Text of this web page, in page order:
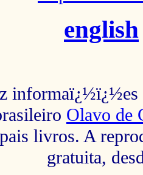
english
informaï¿½ï¿½es
Olavo de
livros. A
gratuita,